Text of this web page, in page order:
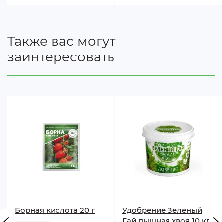
Также вас могут
заинтересовать
Борная кислота 20 г
Удобрение Зеленый
Гай пышная хвоя 10 кг